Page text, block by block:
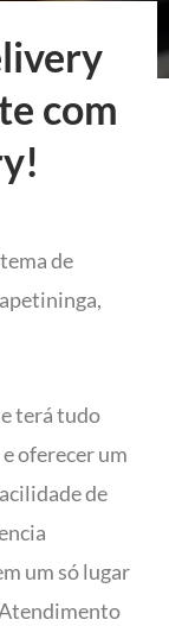
com
de
terá tudo
oferecer um
de
um só lugar
Atendimento